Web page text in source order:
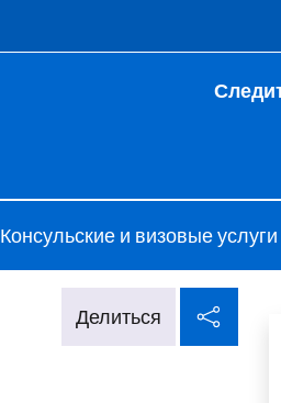
Консульские и визовые услуги
Делиться